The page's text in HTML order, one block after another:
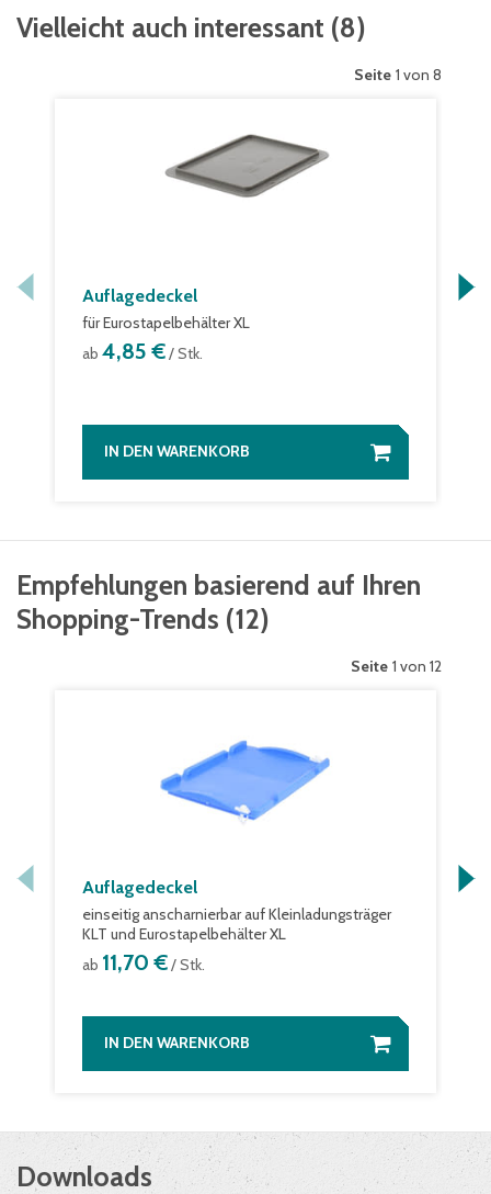
Vielleicht auch interessant (8)
Seite 1 von 8
Auflagedeckel
für Eurostapelbehälter XL
ab 4,85 €/ Stk.
IN DEN WARENKORB
Empfehlungen basierend auf Ihren
Shopping-Trends (12)
Seite 1 von 12
Auflagedeckel
einseitig anscharnierbar auf Kleinladungsträger
KLT und Eurostapelbehälter XL
ab 11,70 €/ Stk.
IN DEN WARENKORB
Downloads